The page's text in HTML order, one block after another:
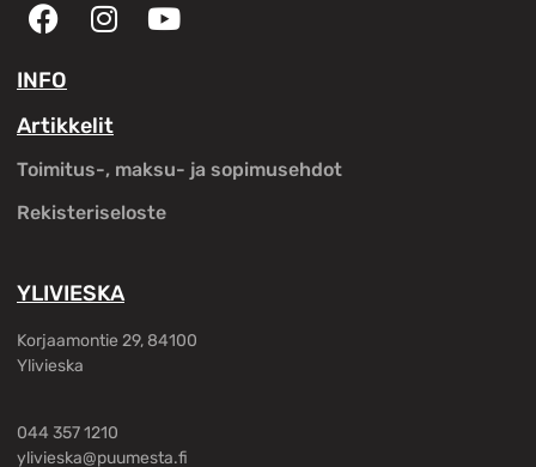
INFO
Artikkelit
Toimitus-, maksu- ja sopimusehdot
Rekisteriseloste
YLIVIESKA
Korjaamontie 29, 84100
Ylivieska
044 357 1210
ylivieska@puumesta.fi